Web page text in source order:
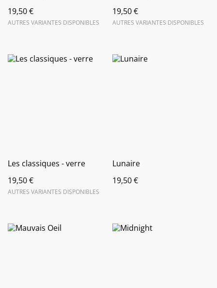
19,50 €
AUTRES VARIANTES DISPONIBLES
19,50 €
AUTRES VARIANTES DISPONIBLES
Les classiques - verre
19,50 €
AUTRES VARIANTES DISPONIBLES
Lunaire
19,50 €